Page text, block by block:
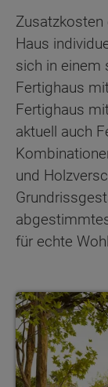
Zusatzkosten
Haus
sich in einem
Fertighaus
Fertighaus
aktuell auch
und
für echte